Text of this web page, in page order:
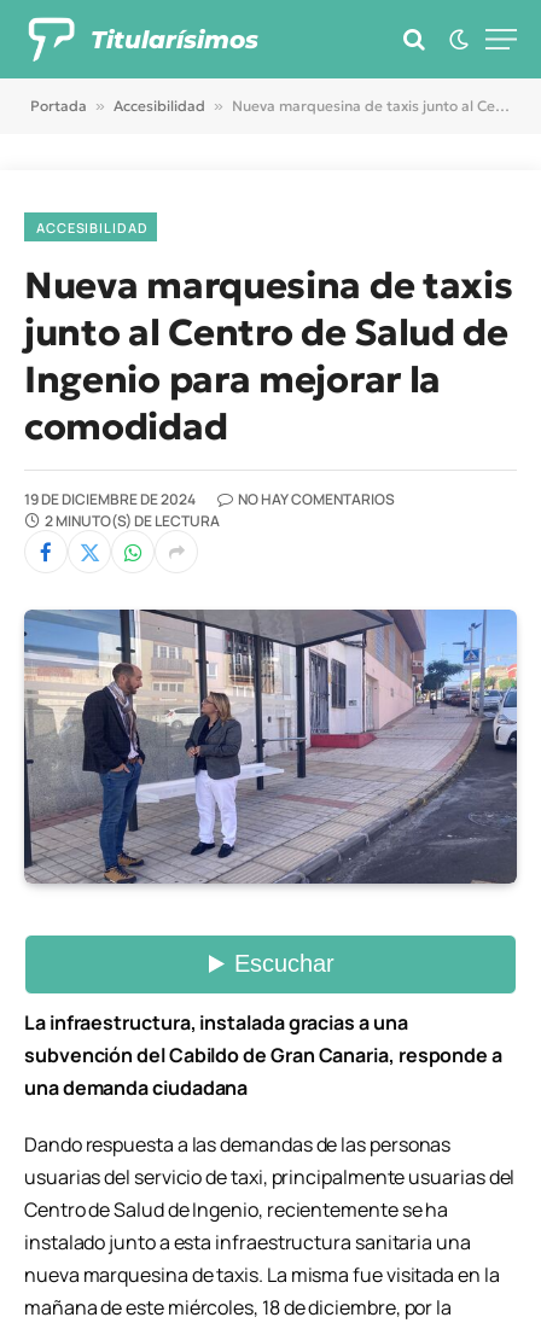
Titularísimos
Portada » Accesibilidad » Nueva marquesina de taxis junto al Centro de Salud de Ingenio para mejorar la comodidad
ACCESIBILIDAD
Nueva marquesina de taxis
junto al Centro de Salud de
Ingenio para mejorar la
comodidad
19 DE DICIEMBRE DE 2024
NO HAY COMENTARIOS
2 MINUTO(S) DE LECTURA
La infraestructura, instalada gracias a una
subvención del Cabildo de Gran Canaria, responde a
una demanda ciudadana
Dando respuesta a las demandas de las personas
usuarias del servicio de taxi, principalmente usuarias del
Centro de Salud de Ingenio, recientemente se ha
instalado junto a esta infraestructura sanitaria una
nueva marquesina de taxis. La misma fue visitada en la
mañana de este miércoles, 18 de diciembre, por la